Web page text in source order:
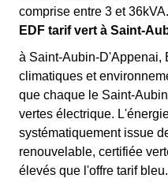
comprise entre 3 et 36kVA.
EDF tarif vert à Saint-
à Saint-Aubin-D'Appenai,
climatiques et
que chaque le Saint-
vertes électrique.
systématiquement issue
renouvelable, certifiée
élevés que l'offre tarif